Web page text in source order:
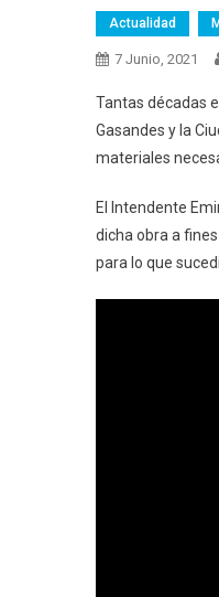
Actualidad
7 Junio, 2021
Tantas décadas
Gasandes y la
materiales
El Intendente
dicha obra a
para lo que